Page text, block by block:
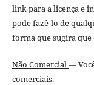
link para a licença e
pode fazê-lo de
forma que sugira que
Não Comercial—
comerciais.